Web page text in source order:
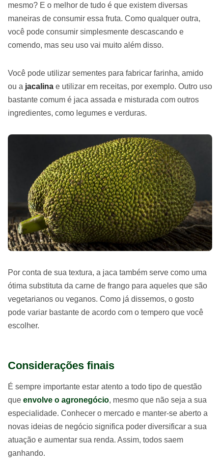
mesmo? E o melhor de tudo é que existem diversas
maneiras de consumir essa fruta. Como qualquer outra,
você pode consumir simplesmente descascando e
comendo, mas seu uso vai muito além disso.
Você pode utilizar sementes para fabricar farinha, amido
ou a jacalina e utilizar em receitas, por exemplo. Outro uso
bastante comum é jaca assada e misturada com outros
ingredientes, como legumes e verduras.
Por conta de sua textura, a jaca também serve como uma
ótima substituta da carne de frango para aqueles que são
vegetarianos ou veganos. Como já dissemos, o gosto
pode variar bastante de acordo com o tempero que você
escolher.
Considerações finais
É sempre importante estar atento a todo tipo de questão
que envolve o agronegócio, mesmo que não seja a sua
especialidade. Conhecer o mercado e manter-se aberto a
novas ideias de negócio significa poder diversificar a sua
atuação e aumentar sua renda. Assim, todos saem
ganhando.